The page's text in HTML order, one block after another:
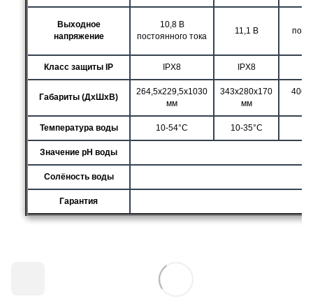
Выходное
напряжение
10,8 В
постоянного тока
11,1 В
Класс защиты IP IPX8 IPX8
Габариты (ДхШхВ)
264,5x229,5x1030
мм
343х280х170
мм
Температура воды 10-54°C 10-35°C
Значение pH воды
Солёность воды
Гарантия